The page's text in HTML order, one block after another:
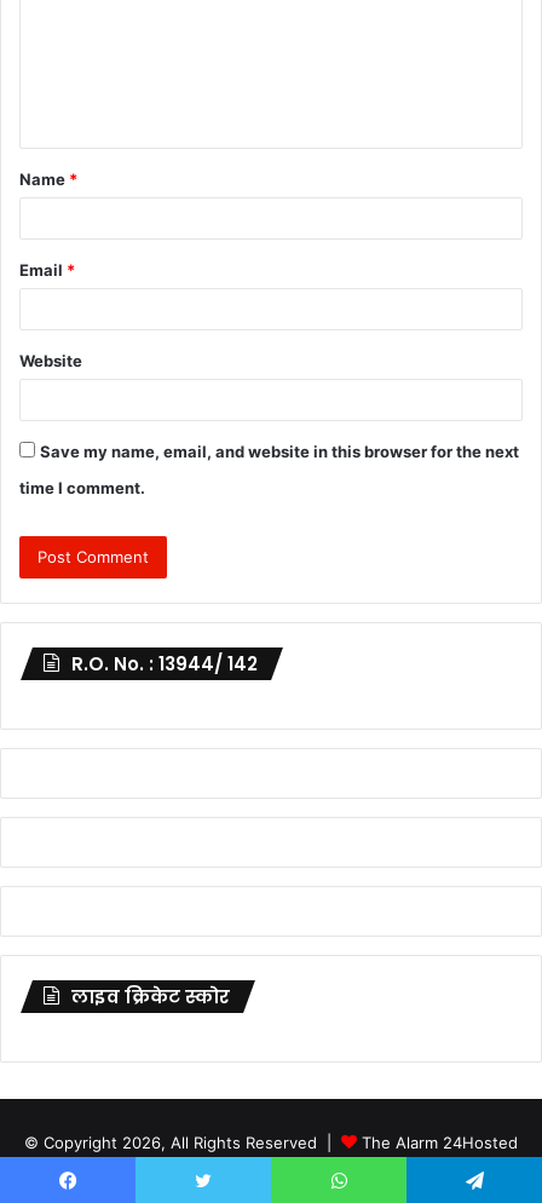
t
*
Name *
Email *
Website
Save my name, email, and website in this browser for the next
time I comment.
R.O. No. : 13944/ 142
लाइव क्रिकेट स्कोर
© Copyright 2026, All Rights Reserved | The Alarm 24Hosted